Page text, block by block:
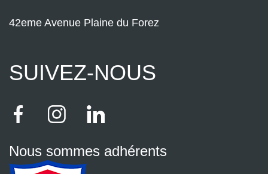
42eme Avenue Plaine du Forez
SUIVEZ-NOUS
Nous sommes adhérents